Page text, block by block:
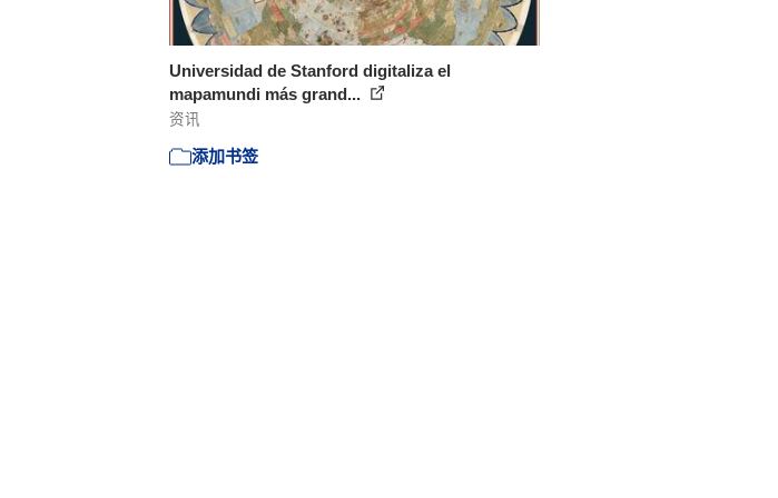
Universidad de Stanford digitaliza el
mapamundi más grand...
资讯
添加书签